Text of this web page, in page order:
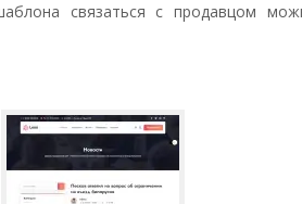
связаться с продавцом